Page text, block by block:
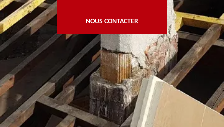
NOUS CONTACTER